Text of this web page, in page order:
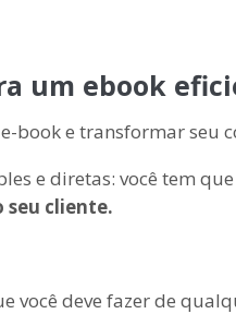
um ebook
e diretas: você tem
seu cliente.
você deve fazer de